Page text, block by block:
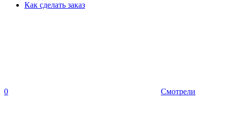
Как сделать заказ
0 Смотрели